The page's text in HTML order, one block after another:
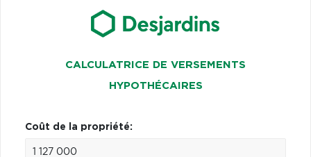
CALCULATRICE DE VERSEMENTS
HYPOTHÉCAIRES
Coût de la propriété: